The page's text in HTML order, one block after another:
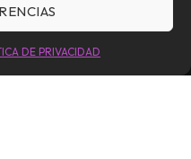
DE PRIVACIDAD
Reservados © 2026